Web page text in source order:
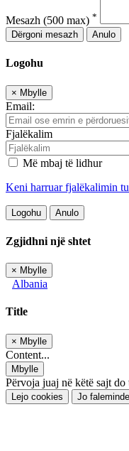
Mesazh (500 max) *
Dërgoni mesazh
Anulo
Logohu
× Mbylle
Email:
Fjalëkalim
Më mbaj të lidhur
Keni harruar fjalëkalimin
Logohu Anulo
Zgjidhni një shtet
× Mbylle
Albania
Title
× Mbylle
Content...
Mbylle
Përvoja juaj në këtë sajt
Lejo cookies Jo